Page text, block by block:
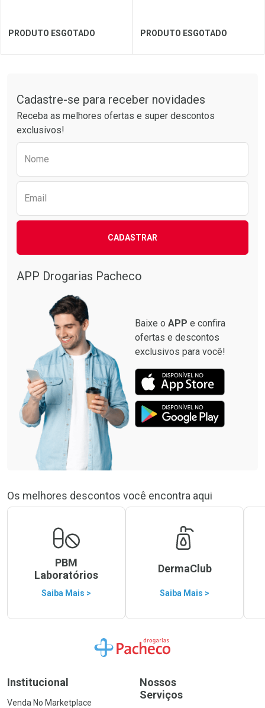
Ver Desconto Convênio Ver Desconto Convênio
PRODUTO ESGOTADO
Laboratório
Por Menos
PRODUTO ESGOTADO
Laboratório
Por Menos
Cadastre-se para receber novidades
Receba as melhores ofertas e super descontos
exclusivos!
Nome
Email
CADASTRAR
APP Drogarias Pacheco
Baixe o APP e confira
ofertas e descontos
exclusivos para você!
Os melhores descontos você encontra aqui
PBM
Laboratórios
Saiba Mais >
DermaClub
Saiba Mais >
Ir para a Home
Institucional
Venda No Marketplace
Nossos
Serviços